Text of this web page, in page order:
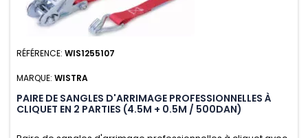
RÉFÉRENCE: WIS1255107
MARQUE: WISTRA
PAIRE DE SANGLES D'ARRIMAGE PROFESSIONNELLES À
CLIQUET EN 2 PARTIES (4.5M + 0.5M / 500DAN)